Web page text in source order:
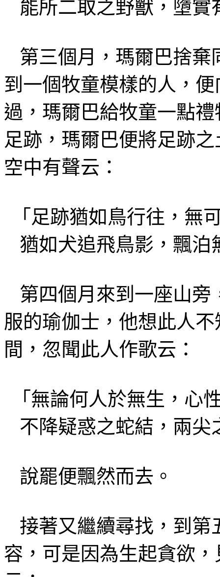
能所二取之野獸， 墮實
第三個 月， 瑪爾巴捨棄
到一個牧童模樣的人，
過， 瑪爾巴給牧童一點
足跡， 瑪爾巴便將足跡
空中有聲云 ：
「足跡猶如鳥行往 ，無
猶如犬追飛鳥影，飄泊
第四個 月來到 一座山旁
服的瑜伽士，他想此人
間，忽聞此人作歌云 ：
「無論何人於無生，心
不降疑惑之蛇結，兩尖
說罷便飄然而去。
接著又繼續尋找，到第
容 ，可是因為生起貪欲